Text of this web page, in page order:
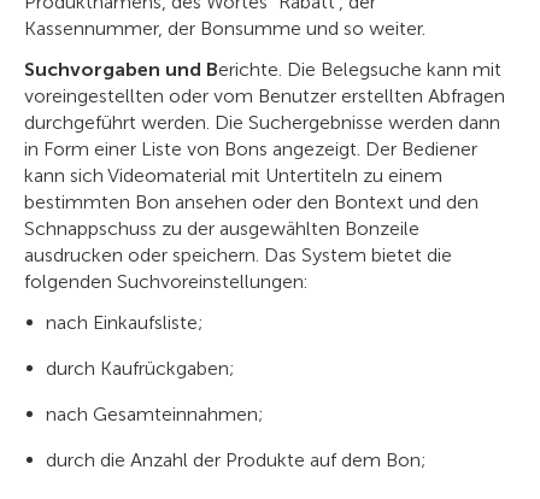
Kassennummer, der Bonsumme und so weiter.
Suchvorgaben und Berichte. Die Belegsuche kann mit
voreingestellten oder vom Benutzer erstellten Abfragen
durchgeführt werden. Die Suchergebnisse werden dann
in Form einer Liste von Bons angezeigt. Der Bediener
kann sich Videomaterial mit Untertiteln zu einem
bestimmten Bon ansehen oder den Bontext und den
Schnappschuss zu der ausgewählten Bonzeile
ausdrucken oder speichern. Das System bietet die
folgenden Suchvoreinstellungen:
nach Einkaufsliste;
durch Kaufrückgaben;
nach Gesamteinnahmen;
durch die Anzahl der Produkte auf dem Bon;